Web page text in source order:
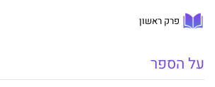
פרק ראשון
על הספר